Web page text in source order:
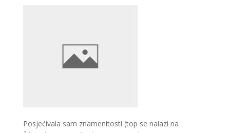
Posjećivala sam znamenitosti (top se nalazi na